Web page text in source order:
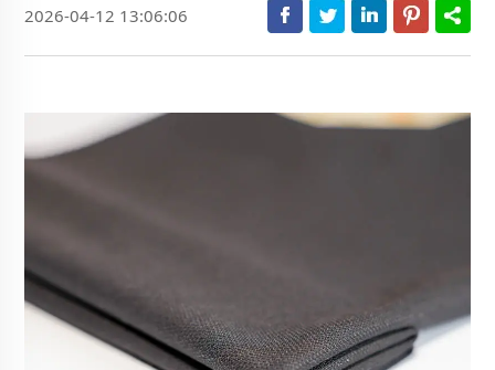
2026-04-12 13:06:06